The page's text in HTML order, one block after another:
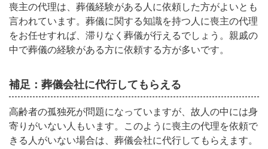
喪主の代理は、葬儀経験がある人に依頼した方がよいとも
言われています。葬儀に関する知識を持つ人に喪主の代理
をお任せすれば、滞りなく葬儀が行えるでしょう。親戚の
中で葬儀の経験がある方に依頼する方が多いです。
補足：葬儀会社に代行してもらえる
高齢者の孤独死が問題になっていますが、故人の中には身
寄りがいない人もいます。このように喪主の代理を依頼で
きる人がいない場合は、葬儀会社に代行してもらえます。